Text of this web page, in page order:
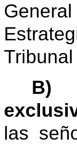
B)
las